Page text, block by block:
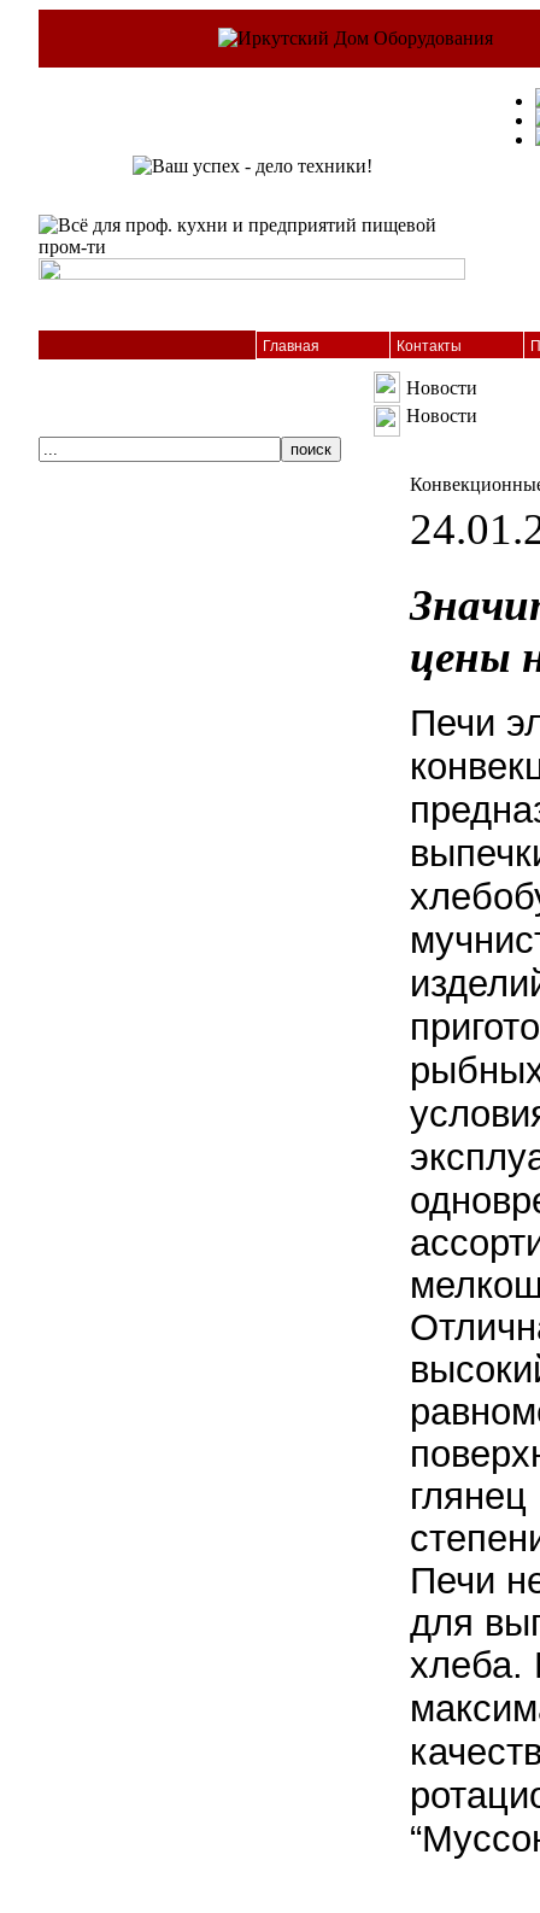
Главная Контакты
Новости
Новости
цены
Печи
глянец
Печи
для
хлеба.